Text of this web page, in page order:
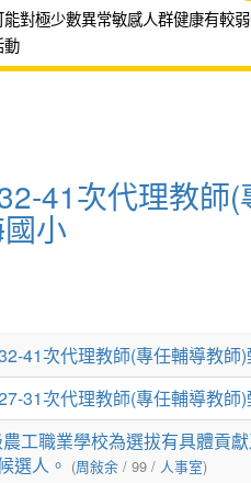
對極少數異常敏感人群健康有較
動
41次代理教師
小
41次代理教師(專任輔導教師
31次代理教師(專任輔導教師
工職業學校為選拔有具體貢
選人。 (周敍余 / 99 / 人事室)